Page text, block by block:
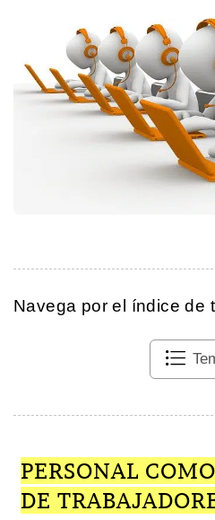
Navega por el índice de
PERSONAL
DE